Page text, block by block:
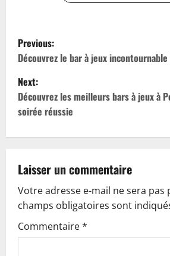
P
o
s
t
n
a
v
i
g
Previous:
Découvrez le bar à jeux incontournable
Next:
Découvrez les meilleurs bars à jeux à
soirée réussie
Laisser un commentaire
Votre adresse e-mail ne sera pas
champs obligatoires sont
Commentaire*